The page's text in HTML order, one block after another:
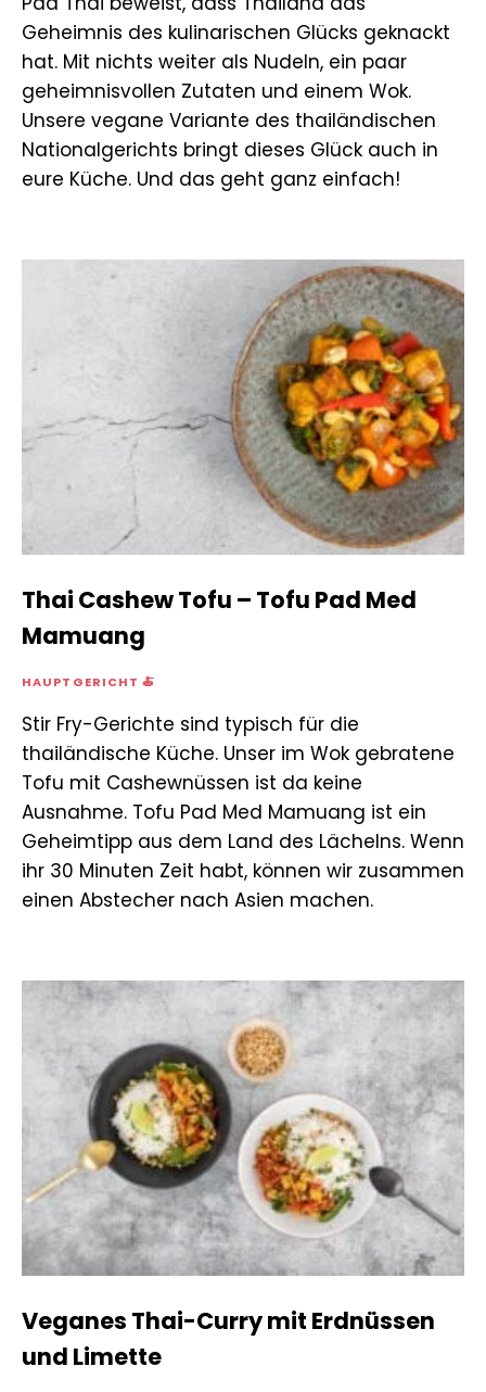
Geheimnis des kulinarischen Glücks geknackt
hat. Mit nichts weiter als Nudeln, ein paar
geheimnisvollen Zutaten und einem Wok.
Unsere vegane Variante des thailändischen
Nationalgerichts bringt dieses Glück auch in
eure Küche. Und das geht ganz einfach!
Thai Cashew Tofu – Tofu Pad Med
Mamuang
HAUPTGERICHT 🍝
Stir Fry-Gerichte sind typisch für die
thailändische Küche. Unser im Wok gebratene
Tofu mit Cashewnüssen ist da keine
Ausnahme. Tofu Pad Med Mamuang ist ein
Geheimtipp aus dem Land des Lächelns. Wenn
ihr 30 Minuten Zeit habt, können wir zusammen
einen Abstecher nach Asien machen.
Veganes Thai-Curry mit Erdnüssen
und Limette